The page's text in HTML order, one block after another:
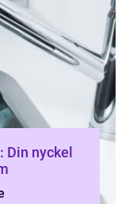
nyckel